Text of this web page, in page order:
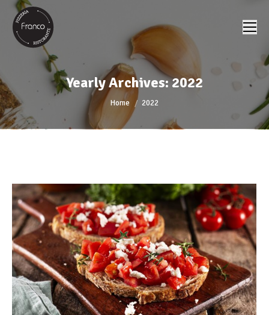
Yearly Archives:2022
You are here:
Home 2022